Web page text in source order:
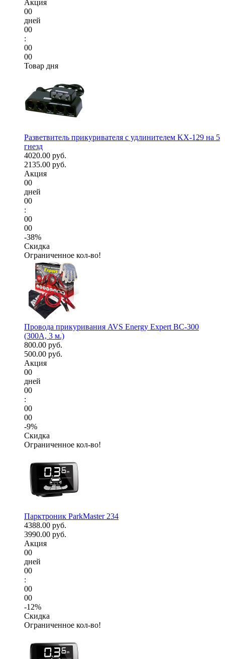
Акция
00
дней
00
:
00
00
Товар дня
Разветвитель прикуривателя с удлинителем KX-129 на 5
гнезд
4020.00 руб.
2135.00 руб.
Акция
00
дней
00
:
00
00
-38%
Скидка
Ограниченное кол-во!
Провода прикуривания AVS Energy Expert BC-300
(300А, 3 м.)
800.00 руб.
500.00 руб.
Акция
00
дней
00
:
00
00
-9%
Скидка
Ограниченное кол-во!
Парктроник ParkMaster 234
4388.00 руб.
3990.00 руб.
Акция
00
дней
00
:
00
00
-12%
Скидка
Ограниченное кол-во!